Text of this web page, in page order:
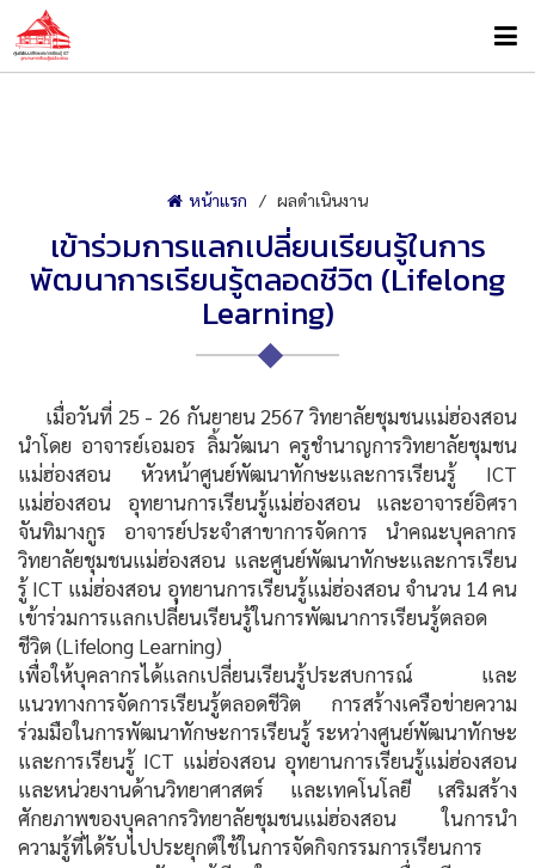
หน้าแรก ผลดำเนินงาน
เข้าร่วมการแลกเปลี่ยนเรียนรู้ในการ
พัฒนาการเรียนรู้ตลอดชีวิต (Lifelong
Learning)
เมื่อวันที่ 25 - 26 กันยายน 2567 วิทยาลัยชุมชนแม่ฮ่องสอน
นำโดย อาจารย์เอมอร ลิ้มวัฒนา ครูชำนาญการวิทยาลัยชุมชน
แม่ฮ่องสอน หัวหน้าศูนย์พัฒนาทักษะและการเรียนรู้ ICT
แม่ฮ่องสอน อุทยานการเรียนรู้แม่ฮ่องสอน และอาจารย์อิศรา
จันทิมางกูร อาจารย์ประจำสาขาการจัดการ นำคณะบุคลากร
วิทยาลัยชุมชนแม่ฮ่องสอน และศูนย์พัฒนาทักษะและการเรียน
รู้ ICT แม่ฮ่องสอน อุทยานการเรียนรู้แม่ฮ่องสอน จำนวน 14 คน
เข้าร่วมการแลกเปลี่ยนเรียนรู้ในการพัฒนาการเรียนรู้ตลอด
ชีวิต (Lifelong Learning)
เพื่อให้บุคลากรได้แลกเปลี่ยนเรียนรู้ประสบการณ์ และ
แนวทางการจัดการเรียนรู้ตลอดชีวิต การสร้างเครือข่ายความ
ร่วมมือในการพัฒนาทักษะการเรียนรู้ ระหว่างศูนย์พัฒนาทักษะ
และการเรียนรู้ ICT แม่ฮ่องสอน อุทยานการเรียนรู้แม่ฮ่องสอน
และหน่วยงานด้านวิทยาศาสตร์ และเทคโนโลยี เสริมสร้าง
ศักยภาพของบุคลากรวิทยาลัยชุมชนแม่ฮ่องสอน ในการนำ
ความรู้ที่ได้รับไปประยุกต์ใช้ในการจัดกิจกรรมการเรียนการ